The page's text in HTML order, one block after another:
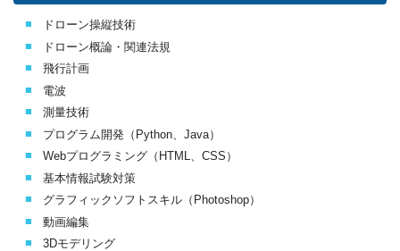
ドローン操縦技術
ドローン概論・関連法規
飛行計画
電波
測量技術
プログラム開発（Python、Java）
Webプログラミング（HTML、CSS）
基本情報試験対策
グラフィックソフトスキル（Photoshop）
動画編集
3Dモデリング